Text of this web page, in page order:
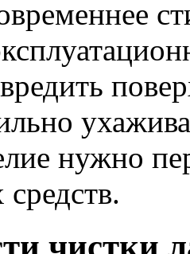
нужно
чистки